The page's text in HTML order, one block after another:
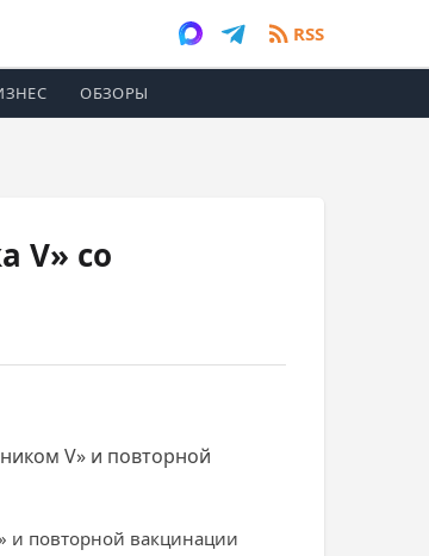
RSS
ОБЗОРЫ
V» со
V» и повторной
и повторной вакцинации